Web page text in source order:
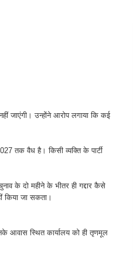
जाएंगी। उन्होंने आरोप लगाया कि कई
तक वैध है। किसी व्यक्ति के पार्टी
के दो महीने के भीतर ही गद्दार कैसे
किया जा सकता।
आवास स्थित कार्यालय को ही तृणमूल